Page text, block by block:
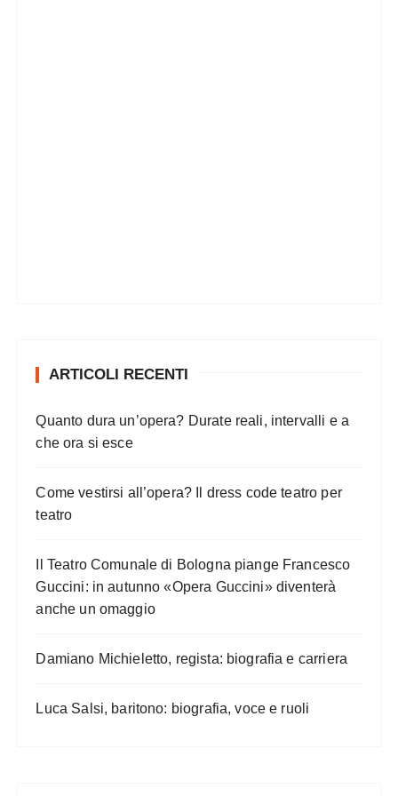
ARTICOLI RECENTI
Quanto dura un’opera? Durate reali, intervalli e a
che ora si esce
Come vestirsi all’opera? Il dress code teatro per
teatro
Il Teatro Comunale di Bologna piange Francesco
Guccini: in autunno «Opera Guccini» diventerà
anche un omaggio
Damiano Michieletto, regista: biografia e carriera
Luca Salsi, baritono: biografia, voce e ruoli